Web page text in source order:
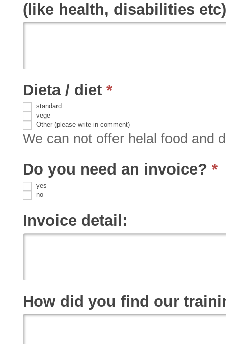
(like health, disabilities
Dieta / diet *
standard
vege
Other (please write in comment)
We can not offer helal food and
Do you need an invoice? *
yes
no
Invoice detail:
How did you find our